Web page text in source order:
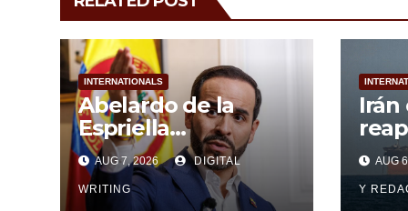
INTERNATIONALS
Abelardo de la
Espriella
juramentará como
presidente de
Colombia
AUG 7, 2026 DIGITAL
WRITING
Irán
AUG
Y